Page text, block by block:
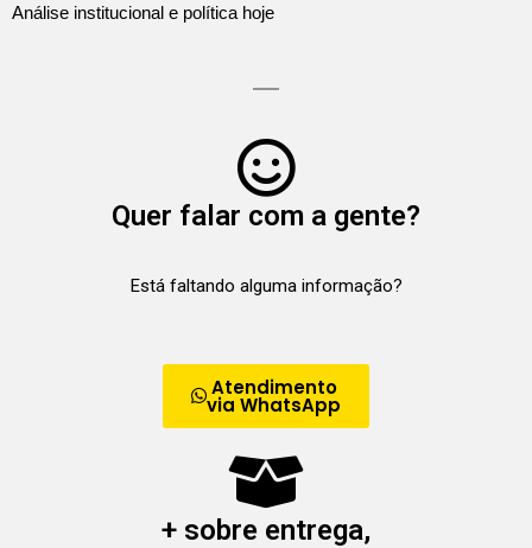
Análise institucional e política hoje
Quer falar com a gente?
Está faltando alguma informação?
Atendimento
via WhatsApp
+ sobre entrega,